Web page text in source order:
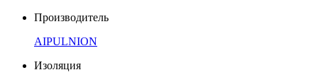
Производитель
AIPULNION
Изоляция